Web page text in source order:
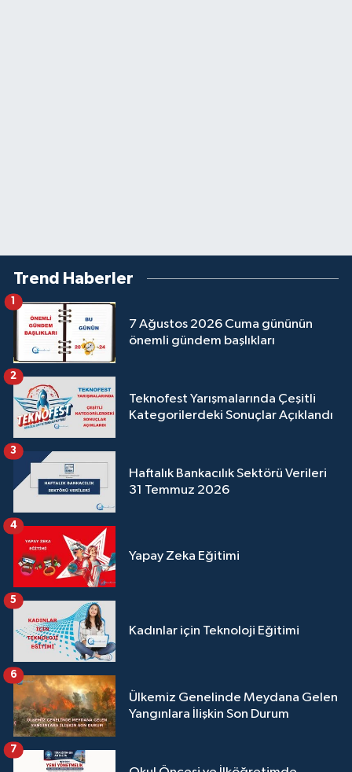
Trend Haberler
7 Ağustos 2026 Cuma gününün
önemli gündem başlıkları
1
Teknofest Yarışmalarında Çeşitli
Kategorilerdeki Sonuçlar Açıklandı
2
Haftalık Bankacılık Sektörü Verileri
31 Temmuz 2026
3
Yapay Zeka Eğitimi
4
Kadınlar için Teknoloji Eğitimi
5
Ülkemiz Genelinde Meydana Gelen
Yangınlara İlişkin Son Durum
6
7